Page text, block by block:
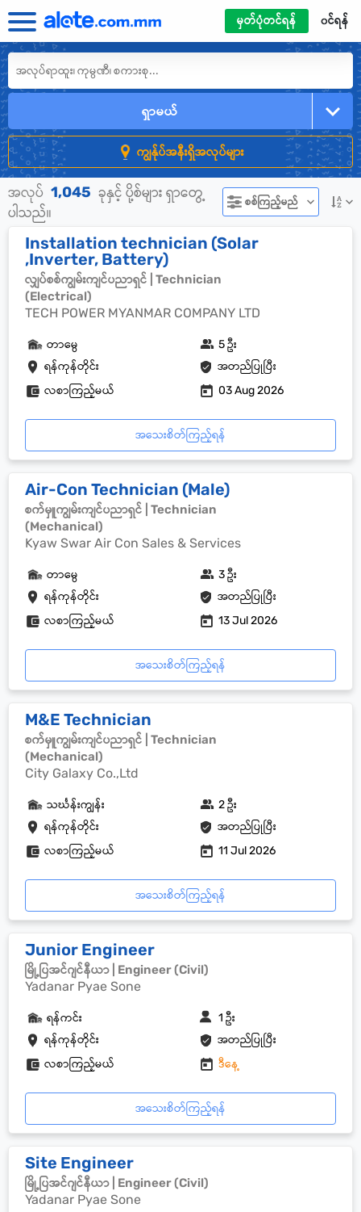
မှတ်ပုံတင်ရန် ၀င်ရန်
ရှာမယ်
ကျွန်ုပ်အနီးရှိအလုပ်များ
အလုပ် 1,045 ခုနှင့် ပို့စ်များ ရှာတွေ့
ပါသည်။
စစ်ကြည့်မည်
Installation technician (Solar
,Inverter, Battery)
လျှပ်စစ်ကျွမ်းကျင်ပညာရှင် | Technician
(Electrical)
TECH POWER MYANMAR COMPANY LTD
ရန်ကုန်တိုင်း အတည်ပြုပြီး
တာမွေ 5 ဦး
လစာကြည့်မယ် 03 Aug 2026
အသေးစိတ်ကြည့်ရန်
Air-Con Technician (Male)
စက်မှူကျွမ်းကျင်ပညာရှင် | Technician
(Mechanical)
Kyaw Swar Air Con Sales & Services
ရန်ကုန်တိုင်း အတည်ပြုပြီး
တာမွေ 3 ဦး
လစာကြည့်မယ် 13 Jul 2026
အသေးစိတ်ကြည့်ရန်
M&E Technician
စက်မှူကျွမ်းကျင်ပညာရှင် | Technician
(Mechanical)
City Galaxy Co.,Ltd
ရန်ကုန်တိုင်း အတည်ပြုပြီး
သင်္ဃန်းကျွန်း 2 ဦး
လစာကြည့်မယ် 11 Jul 2026
အသေးစိတ်ကြည့်ရန်
Junior Engineer
မြို့ပြအင်ဂျင်နီယာ | Engineer (Civil)
Yadanar Pyae Sone
ရန်ကုန်တိုင်း အတည်ပြုပြီး
ရန်ကင်း 1 ဦး
လစာကြည့်မယ် ဒီနေ့
အသေးစိတ်ကြည့်ရန်
Site Engineer
မြို့ပြအင်ဂျင်နီယာ | Engineer (Civil)
Yadanar Pyae Sone